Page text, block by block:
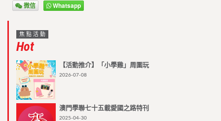
微信 Whatsapp
焦點活動
Hot
【活動推介】「小學雞」周圍玩
2026-07-08
澳門學聯七十五載愛國之路特刊
2025-04-30